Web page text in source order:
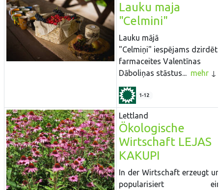
Lauku maja
"Celmini"
Lauku mājā
"Celmiņi" iespējams dzirdēt
farmaceites Valentīnas
Dāboliņas stāstus... mehr
1-12
Lettland
Ökologische
Wirtschaft LEJAS
KAKUPI
In der Wirtschaft erzeugt
popularisiert